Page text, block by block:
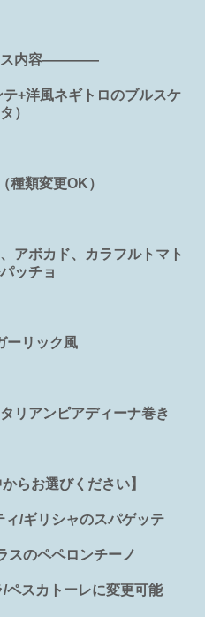
内容――――
+洋風ネギトロのブルスケ
）
種類変更OK）
アボカド、カラフルトマト
ッチョ
ーリック風
リアンピアディーナ巻き
らお選びください】
/ギリシャのスパゲッテ
のペペロンチーノ
ペスカトーレに変更可能